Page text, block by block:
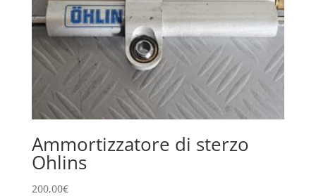
Ammortizzatore di sterzo
Ohlins
200,00€